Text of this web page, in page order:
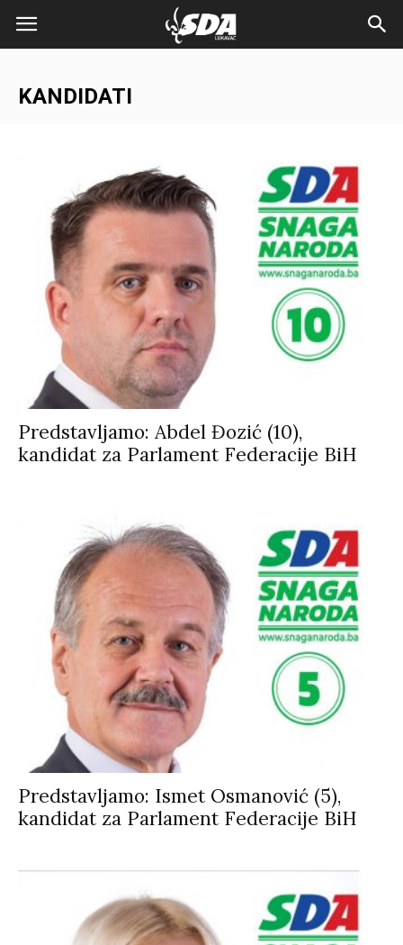
KANDIDATI
Predstavljamo: Abdel Đozić (10),
kandidat za Parlament Federacije BiH
Predstavljamo: Ismet Osmanović (5),
kandidat za Parlament Federacije BiH